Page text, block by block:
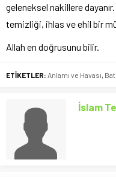
geleneksel nakillere
temizliği, ihlas ve ehil bir
Allah en doğrusunu bilir.
ETİKETLER: Anlamı ve Havası
İslam